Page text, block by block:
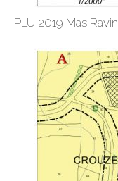
PLU 2019 Mas Ravin